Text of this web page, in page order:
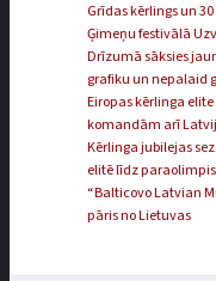
Grīdas kērlings un
Ģimeņu festivālā
Drīzumā sāksies
grafiku un nepalaid
Eiropas kērlinga
komandām arī
Kērlinga jubilejas
elitē līdz
“Balticovo Latvian
pāris no Lietuvas